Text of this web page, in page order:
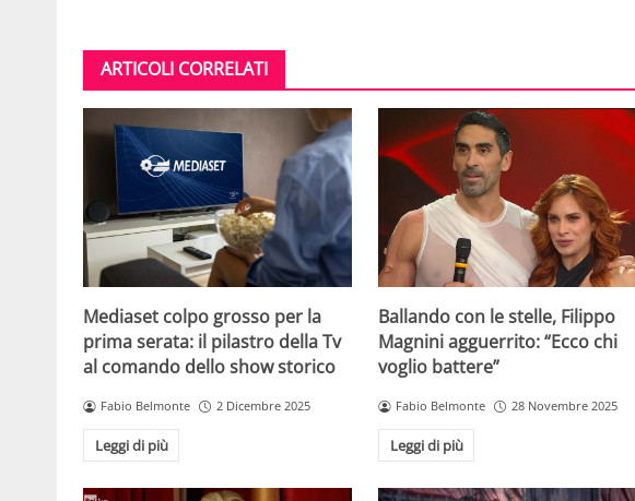
ARTICOLI CORRELATI
Mediaset colpo grosso per la
prima serata: il pilastro della Tv
al comando dello show storico
Fabio Belmonte 2 Dicembre 2025
Leggi di più
Ballando con le stelle, Filippo
Magnini agguerrito: “Ecco chi
voglio battere”
Fabio Belmonte 28 Novembre 2025
Leggi di più